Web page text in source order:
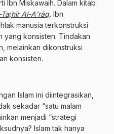
Ibn Miskawaih. Dalam kitab
Al-Aʻrāq, Ibn
manusia terkonstruksi
yang konsisten. Tindakan
melainkan dikonstruksi
konsisten.
Islam ini diintegrasikan,
sekadar “satu malam
menjadi “strategi
Islam tak hanya